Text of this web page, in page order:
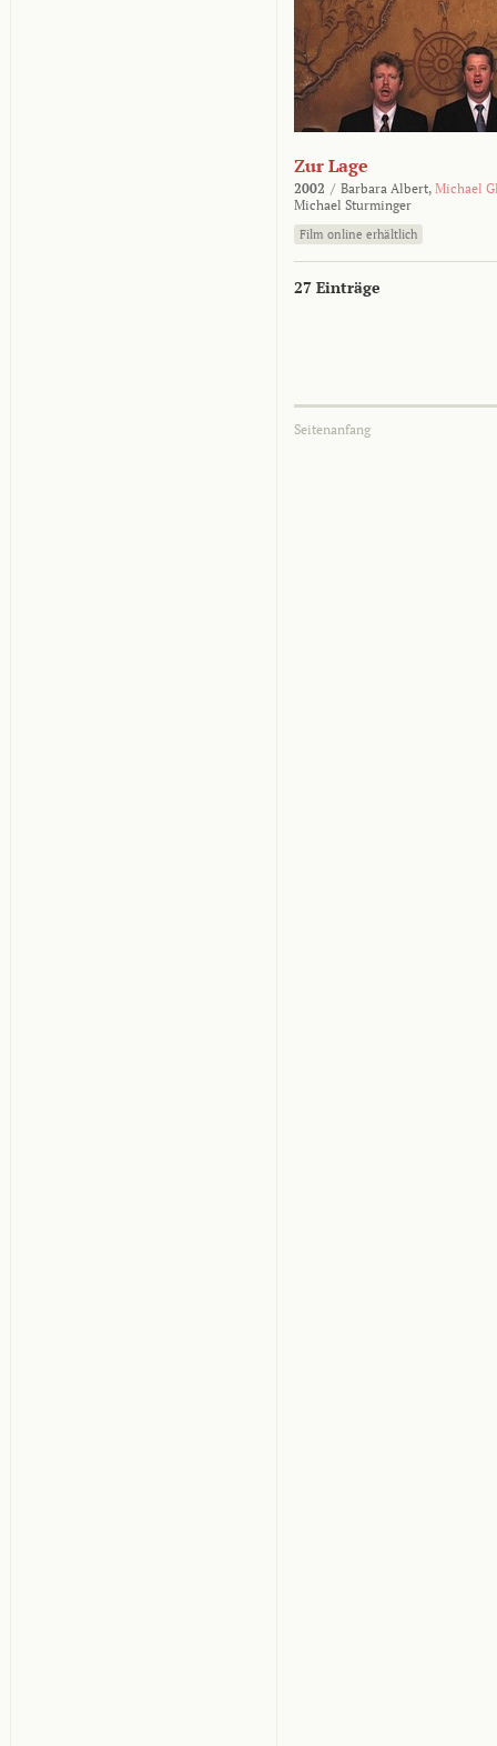
Zur Lage
2002 / Barbara Albert, Michael
Michael Sturminger
Film online erhältlich
27 Einträge
Seitenanfang